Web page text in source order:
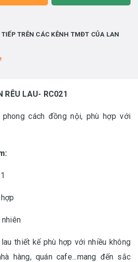
TRÊN CÁC KÊNH TMĐT CỦA LAN
RÊU LAU- RC021
cách đồng nội, phù hợp với
thiết kế phù hợp với nhiều không
hàng, quán cafe...mang đến sắc